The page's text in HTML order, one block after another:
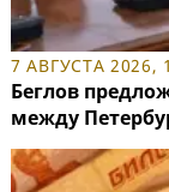
7 АВГУСТА 2026,
Беглов
между